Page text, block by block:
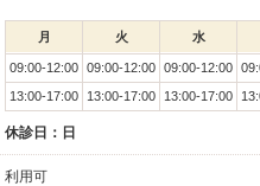
月 火 水
09:00-12:00 09:00-12:00 09:00-12:00
13:00-17:00
13:00-17:00 13:00-17:00
休診日：日
利用可